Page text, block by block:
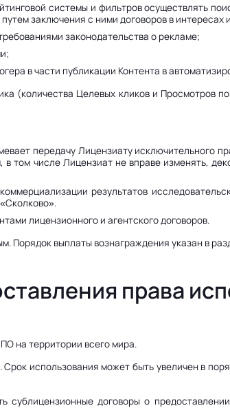
системы и фильтров осуществлять
заключения с ними договоров в интересах
законодательства о рекламе;
в части публикации Контента в
(количества Целевых кликов и Просмотров
передачу Лицензиату исключительного
том числе Лицензиат не вправе изменять,
результатов
лицензионного и агентского договоров.
Порядок выплаты вознаграждения указан в
права
на территории всего мира.
использования может быть увеличен в
сублицензионные договоры о